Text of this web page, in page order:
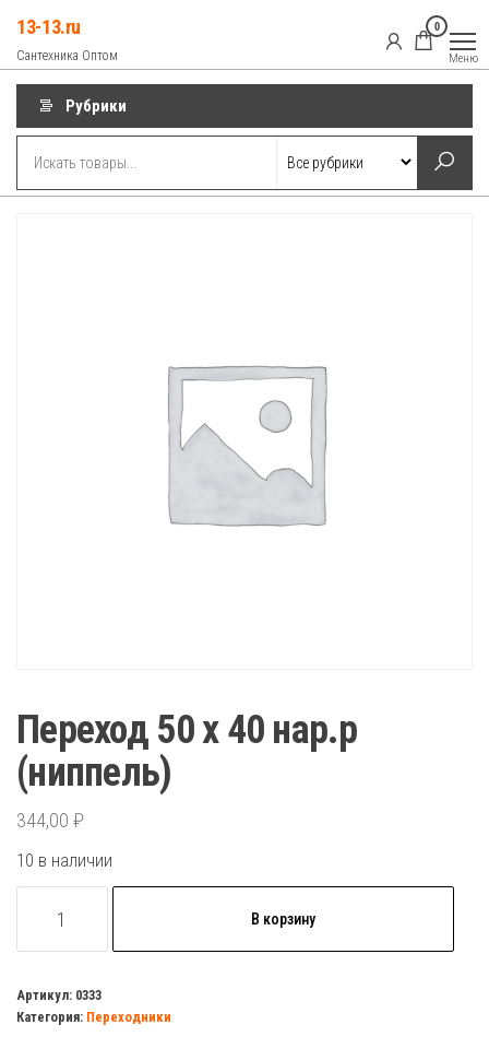
содержимому
13-13.ru
Сантехника Оптом
0
Меню
Рубрики
Переход 50 х 40 нар.р
(ниппель)
344,00 ₽
10 в наличии
товара
50
х
В корзину
Артикул: 0333
Категория: Переходники